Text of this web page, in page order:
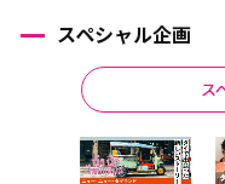
スペシャル企画
ス